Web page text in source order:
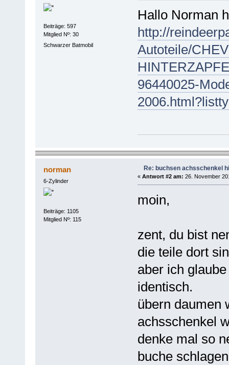
Beiträge: 597
Mitglied Nº: 30
Schwarzer Batmobil
Hallo Norman
http://
Autoteile/
96440025-
norman
6-Zylinder
Beiträge: 1105
Mitglied Nº: 115
Re: buchsen achsschenkel
« Antwort #2 am: 26. November
moin,
zent, du bist
die teile dort
aber ich
identisch.
übern daumen
achsschenkel
denke mal so
buche